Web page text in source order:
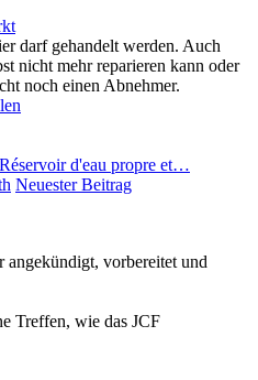
darf gehandelt werden. Auch
nicht mehr reparieren kann oder
noch einen Abnehmer.
d'eau propre et…
Neuester Beitrag
angekündigt, vorbereitet und
Treffen, wie das JCF